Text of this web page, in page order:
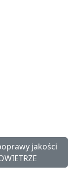
jakości